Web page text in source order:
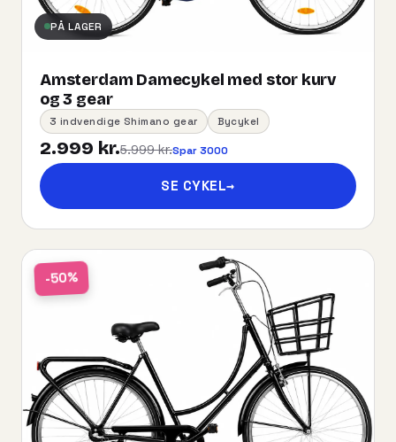
PÅ LAGER
Amsterdam Damecykel med stor kurv
og 3 gear
3 indvendige Shimano gear Bycykel
2.999 kr.5.999 kr.Spar 3000
SE CYKEL→
-50%